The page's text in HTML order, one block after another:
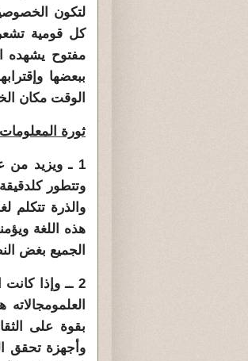
لتكون
كل قومية تشعر
مفتوح يشهده
ببعضها
الوقت مكان
ثورة المعلومات
1 ـ ويزيد من
وتتطور كل
والذرة تتكلم
هذه اللغة
الجميع بغض
2 ــ وإذا
العلمومجالاته
بقوة على
وأجهزة تحقق